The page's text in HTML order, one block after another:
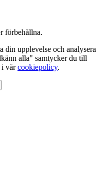
förbehållna.
din upplevelse och analysera
alla" samtycker du till
i vårcookiepolicy.